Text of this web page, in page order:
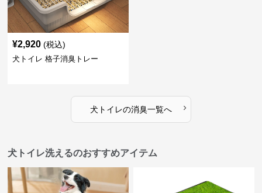
¥2,920 (税込)
犬トイレ 格子消臭トレー
犬トイレの消臭一覧へ ›
犬トイレ洗えるのおすすめアイテム